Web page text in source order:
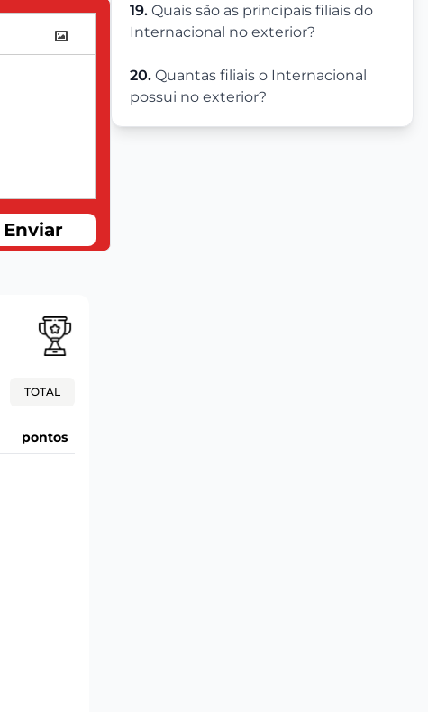
19. Quais são as principais filiais do
Internacional no exterior?
20. Quantas filiais o Internacional
possui no exterior?
Enviar
TOTAL
pontos